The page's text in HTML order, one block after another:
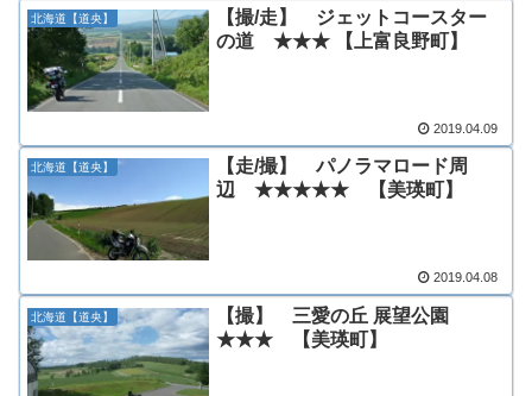
北海道【道央】
【撮/走】 ジェットコースター
の道 ★★★ 【上富良野町】
2019.04.09
北海道【道央】
【走/撮】 パノラマロード周
辺 ★★★★★ 【美瑛町】
2019.04.08
北海道【道央】
【撮】 三愛の丘 展望公園
★★★ 【美瑛町】